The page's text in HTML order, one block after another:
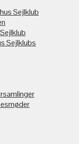
Sejlklub
Sejlklubs